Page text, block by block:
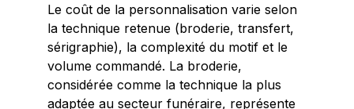
Le coût de la personnalisation varie selon
la technique retenue (broderie, transfert,
sérigraphie), la complexité du motif et le
volume commandé. La broderie,
considérée comme la technique la plus
adaptée au secteur funéraire, représente